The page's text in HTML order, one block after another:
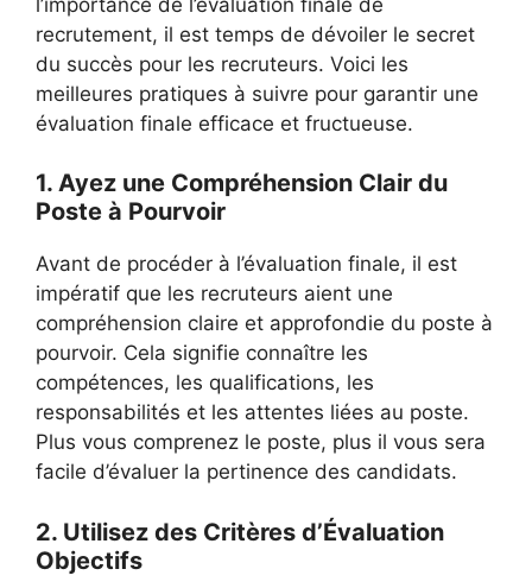
recrutement, il est temps de dévoiler le secret
du succès pour les recruteurs. Voici les
meilleures pratiques à suivre pour garantir une
évaluation finale efficace et fructueuse.
1. Ayez une Compréhension Clair du
Poste à Pourvoir
Avant de procéder à l’évaluation finale, il est
impératif que les recruteurs aient une
compréhension claire et approfondie du poste à
pourvoir. Cela signifie connaître les
compétences, les qualifications, les
responsabilités et les attentes liées au poste.
Plus vous comprenez le poste, plus il vous sera
facile d’évaluer la pertinence des candidats.
2. Utilisez des Critères d’Évaluation
Objectifs